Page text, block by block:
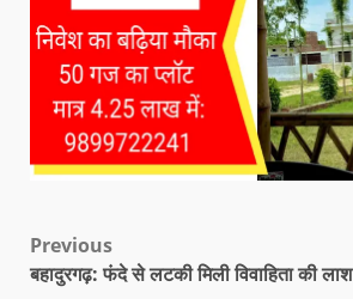
Previous
बहादुरगढ़: फंदे से लटकी मिली विवाहिता की लाश